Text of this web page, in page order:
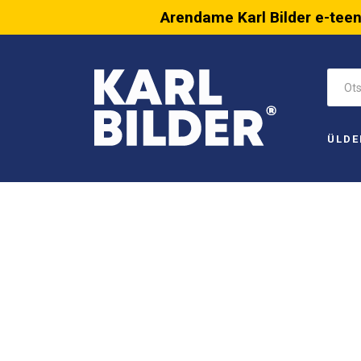
Arendame Karl Bilder e-